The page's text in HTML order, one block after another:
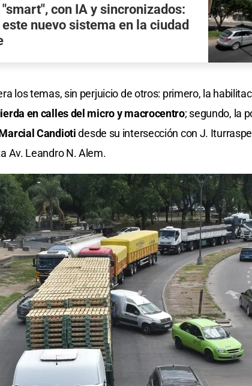
con IA y sincronizados:
nuevo sistema en la ciudad
los temas, sin perjuicio de otros: primero, la
en calles del micro y macrocentro; segundo, la
Candiotidesde su intersección con J.
Av. Leandro N. Alem.